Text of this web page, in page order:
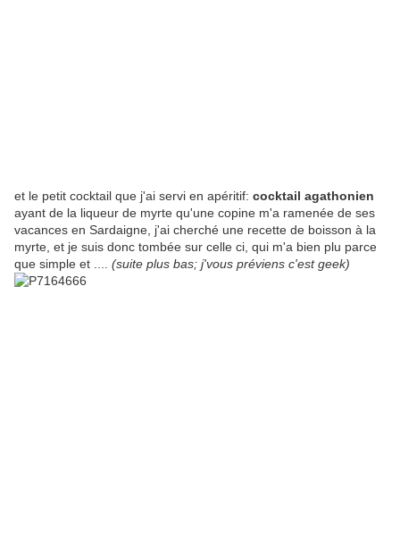
et le petit cocktail que j'ai servi en apéritif: cocktail agathonien
ayant de la liqueur de myrte qu'une copine m'a ramenée de ses
vacances en Sardaigne, j'ai cherché une recette de boisson à la
myrte, et je suis donc tombée sur celle ci, qui m'a bien plu parce
que simple et .... (suite plus bas; j'vous préviens c'est geek)